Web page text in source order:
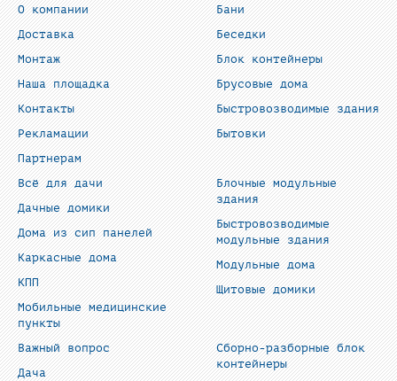
О компании
Доставка
Монтаж
Наша площадка
Контакты
Рекламации
Партнерам
Бани
Беседки
Блок контейнеры
Брусовые дома
Быстровозводимые здания
Бытовки
Всё для дачи
Дачные домики
Дома из сип панелей
Каркасные дома
КПП
Мобильные медицинские
пункты
Блочные модульные
здания
Быстровозводимые
модульные здания
Модульные дома
Щитовые домики
Важный вопрос
Дача
Сборно-разборные блок
контейнеры